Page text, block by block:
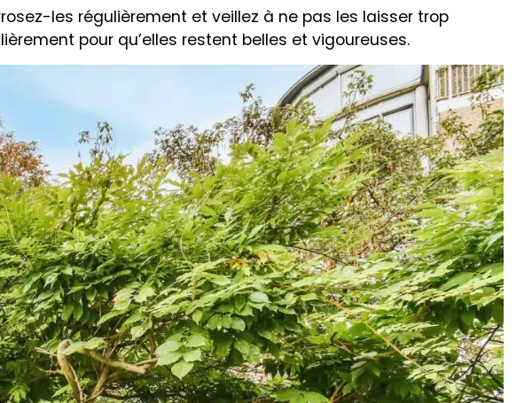
les régulièrement et veillez à ne pas les laisser trop
pour qu’elles restent belles et vigoureuses.